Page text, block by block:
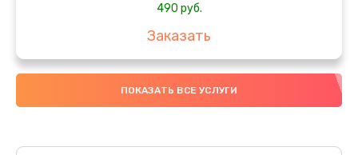
490 руб.
Заказать
Замена микрофона
1600 руб.
ПОКАЗАТЬ ВСЕ УСЛУГИ